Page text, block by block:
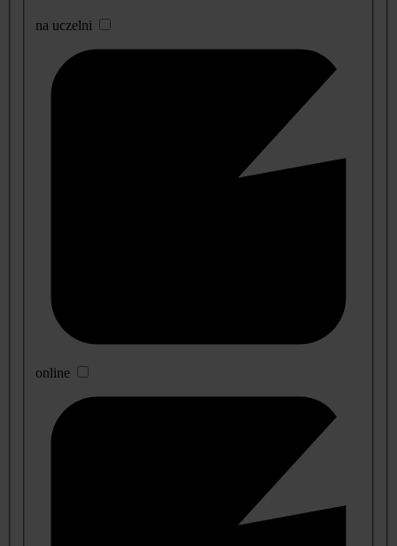
na uczelni
online